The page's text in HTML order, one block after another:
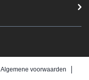
Algemene voorwaarden